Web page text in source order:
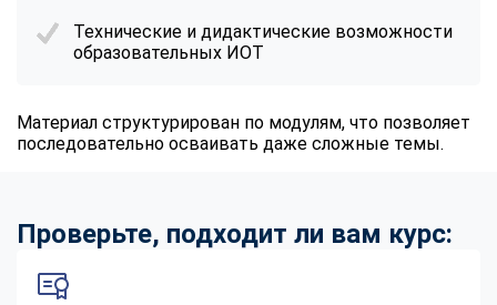
Технические и дидактические возможности
образовательных ИОТ
Материал структурирован по модулям, что позволяет
последовательно осваивать даже сложные темы.
Проверьте, подходит ли вам курс: